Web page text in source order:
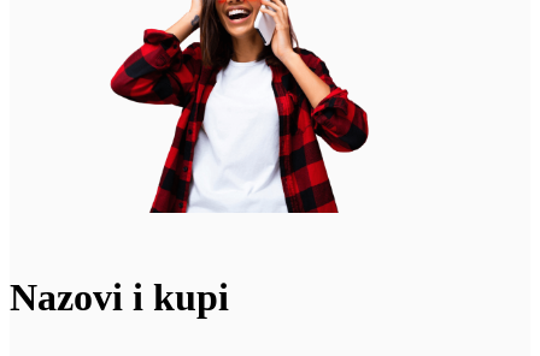
Nazovi i kupi